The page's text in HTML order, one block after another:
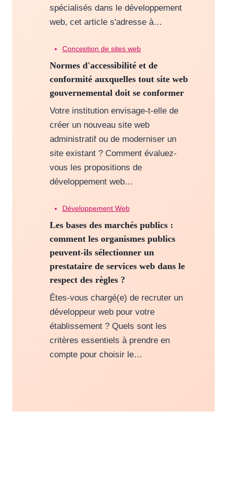
spécialisés dans le développement
web, cet article s'adresse à…
Conception de sites web
Normes d'accessibilité et de
conformité auxquelles tout site web
gouvernemental doit se conformer
Votre institution envisage-t-elle de
créer un nouveau site web
administratif ou de moderniser un
site existant ? Comment évaluez-
vous les propositions de
développement web…
Développement Web
Les bases des marchés publics :
comment les organismes publics
peuvent-ils sélectionner un
prestataire de services web dans le
respect des règles ?
Êtes-vous chargé(e) de recruter un
développeur web pour votre
établissement ? Quels sont les
critères essentiels à prendre en
compte pour choisir le…